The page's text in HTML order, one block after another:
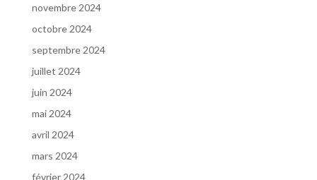
novembre 2024
octobre 2024
septembre 2024
juillet 2024
juin 2024
mai 2024
avril 2024
mars 2024
février 2024